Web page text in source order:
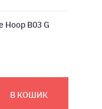
Hoop B03 G
В КОШИК